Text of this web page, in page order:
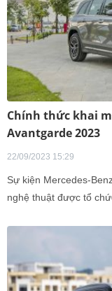
Chính thức khai
Avantgarde 2023
22/09/2023 15:29
Sự kiện Mercedes-
nghệ thuật được tổ